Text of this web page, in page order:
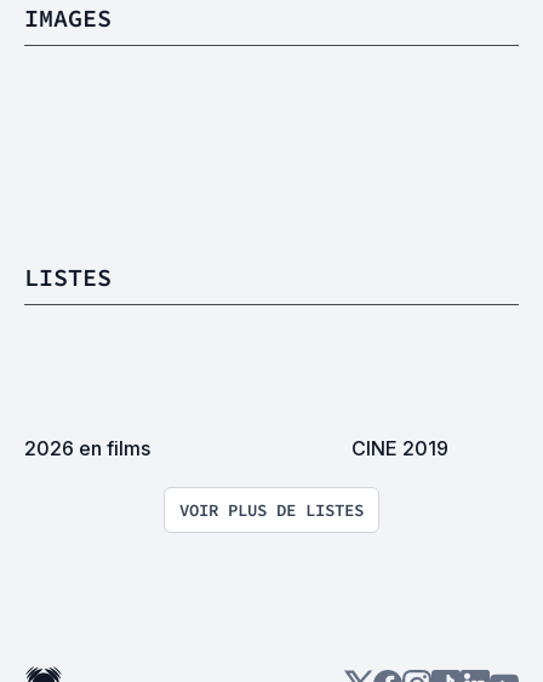
IMAGES
LISTES
2026 en films CINE 2019
VOIR PLUS DE LISTES